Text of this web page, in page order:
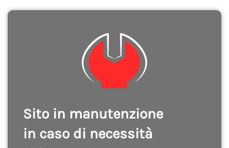
Sito in manutenzione
in caso di necessità